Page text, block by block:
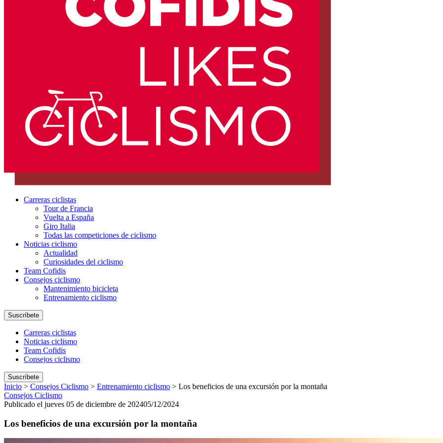
Carreras ciclistas
Tour de Francia
Vuelta a España
Giro Italia
Todas las competiciones de ciclismo
Noticias ciclismo
Actualidad
Curiosidades del ciclismo
Team Cofidis
Consejos ciclismo
Mantenimiento bicicleta
Entrenamiento ciclismo
Suscríbete
Carreras ciclistas
Noticias ciclismo
Team Cofidis
Consejos ciclismo
Suscríbete
Inicio > Consejos Ciclismo > Entrenamiento ciclismo > Los beneficios de una excursión por la montaña
Consejos Ciclismo
Publicado el jueves 05 de diciembre de 202405/12/2024
Los beneficios de una excursión por la montaña